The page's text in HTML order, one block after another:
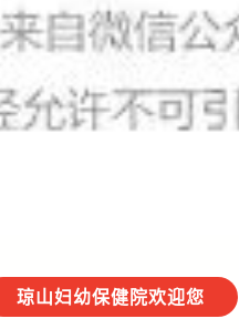
琼山妇幼保健院欢迎您